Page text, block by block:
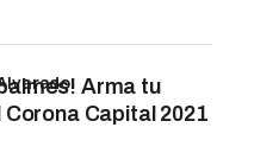
Arma tu
Capital 2021